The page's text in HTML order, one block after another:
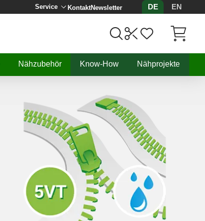
Service KontaktNewsletter DE
EN
Nähzubehör Know-How Nähprojekte